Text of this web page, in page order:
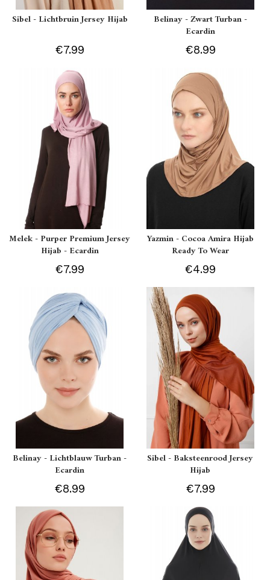
Sibel - Lichtbruin Jersey Hijab
€7.99
Belinay - Zwart Turban -
Ecardin
€8.99
Melek - Purper Premium Jersey
Hijab - Ecardin
€7.99
Yazmin - Cocoa Amira Hijab
Ready To Wear
€4.99
Belinay - Lichtblauw Turban -
Ecardin
€8.99
Sibel - Baksteenrood Jersey
Hijab
€7.99